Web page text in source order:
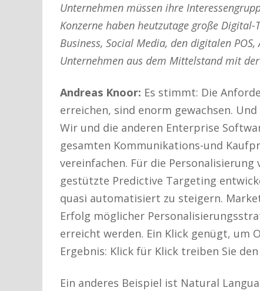
Unternehmen müssen ihre
Konzerne haben heutzutage große
Business, Social Media, den digitalen
Unternehmen aus dem Mittelstand mit
Andreas Knoor: Es stimmt: Die
erreichen, sind enorm gewachsen.
Wir und die anderen Enterprise
gesamten Kommunikations-und
vereinfachen. Für die
gestützte Predictive Targeting
quasi automatisiert zu steigern.
Erfolg möglicher
erreicht werden. Ein Klick genügt, um
Ergebnis: Klick für Klick treiben Sie
Ein anderes Beispiel ist Natural